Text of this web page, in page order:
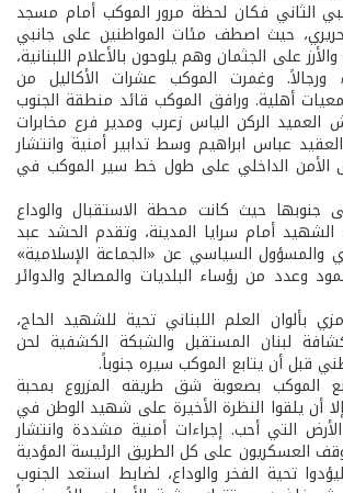
الثاني فكان لحظة مرور الموكب أمام مسجد
حيث اصطف مئات المواطنين على جانبي
على الجثمان وهم يلوحون بالأعلام اللبنانية،
ورجالاً. وغمرت الموكب عشرات الأكاليل من
أهلية. ورافق الموكب قائد منطقة الجنوب
الركن الياس زعرب ومدير فرع مخابرات
عباس ابراهيم وسط تدابير أمنية وانتشار
الأمن الداخلي على طول خط سير الموكب في
حيث كانت محطة الاستقبال والوداع
الشهيد أمام سرايا المدينة، وتقدم الحشد عبد
والمسؤول السياسي عن «الجماعة الإسلامية»
وعدد من رؤساء البلديات والمصالح والدوائر
بألوان العلم اللبناني تحية للشهيد الحاج،
لبنان المستقبل والشبكة الكشفية لحن
قبل أن يتابع الموكب سيره جنوباً.
الموكب بصعوبة شق طريقه المزروع بمحبة
إلا أن يلقوا النظرة الأخيرة على شهيد الوطن في
التي أحب. إجراءات أمنية مشددة وانتشار
العسكريون على كل الطريق الرئيسة المؤدية
تحية الفخر والوداع، لضابط استعد الجنوب